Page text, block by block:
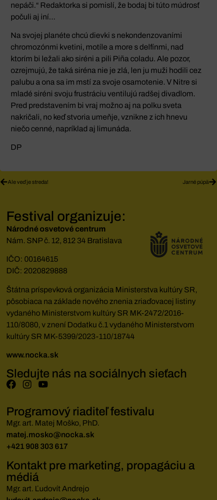
nepáči.“ Redaktorka si pomislí, že bodaj bi túto múdrosť
počuli aj iní…
Na svojej planéte chcú dievki s nekondenzovaními
chromozónmi kvetini, motíle a more s delfínmi, nad
ktorím bi ležali ako siréni a pili Piña coladu. Ale pozor,
ozrejmujú, že taká siréna nie je zlá, len ju muži hodili cez
palubu a ona sa im mstí za svoje osamotenie. V Nitre si
mladé siréni svoju frustráciu ventilujú radšej divadlom.
Pred predstavením bi vraj možno aj na polku sveta
nakričali, no keď stvoria umeňje, vznikne z ich hnevu
niečo cenné, napríklad aj limunáda.
DP
Ale veď je streda! Jarné púpä
Festival organizuje:
Národné osvetové centrum
Nám. SNP č. 12, 812 34 Bratislava
IČO: 00164615
DIČ: 2020829888
Štátna príspevková organizácia Ministerstva kultúry SR,
pôsobiaca na základe nového znenia zriaďovacej listiny
vydaného Ministerstvom kultúry SR MK-2472/2016-
110/8080, v znení Dodatku č.1 vydaného Ministerstvom
kultúry SR MK-5399/2023-110/18744
www.nocka.sk
Sledujte nás na sociálnych sieťach
Programový riaditeľ festivalu
Mgr. art. Matej Moško, PhD.
matej.mosko@nocka.sk
+421 908 303 617
Kontakt pre marketing, propagáciu a
médiá
Mgr. art. Ľudovít Andrejo